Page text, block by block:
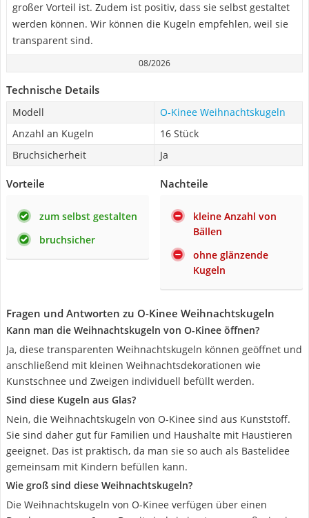
großer Vorteil ist. Zudem ist positiv, dass sie selbst gestaltet
werden können. Wir können die Kugeln empfehlen, weil sie
transparent sind.
08/2026
Technische Details
Modell
O-Kinee Weihnachtskugeln
Anzahl an Kugeln
16 Stück
Bruchsicherheit
Ja
Vorteile
zum selbst gestalten
bruchsicher
Nachteile
kleine Anzahl von
Bällen
ohne glänzende
Kugeln
Fragen und Antworten zu O-Kinee Weihnachtskugeln
Kann man die Weihnachtskugeln von O-Kinee öffnen?
Ja, diese transparenten Weihnachtskugeln können geöffnet und
anschließend mit kleinen Weihnachtsdekorationen wie
Kunstschnee und Zweigen individuell befüllt werden.
Sind diese Kugeln aus Glas?
Nein, die Weihnachtskugeln von O-Kinee sind aus Kunststoff.
Sie sind daher gut für Familien und Haushalte mit Haustieren
geeignet. Das ist praktisch, da man sie so auch als Bastelidee
gemeinsam mit Kindern befüllen kann.
Wie groß sind diese Weihnachtskugeln?
Die Weihnachtskugeln von O-Kinee verfügen über einen